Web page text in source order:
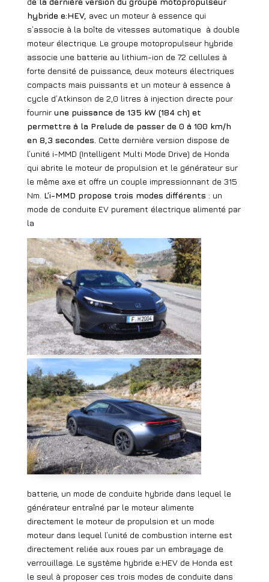
hybride e:HEV, avec un moteur à essence qui
s’associe à la boîte de vitesses automatique à double
moteur électrique. Le groupe motopropulseur hybride
associe une batterie au lithium-ion de 72 cellules à
forte densité de puissance, deux moteurs électriques
compacts mais puissants et un moteur à essence à
cycle d’Atkinson de 2,0 litres à injection directe pour
fournir une puissance de 135 kW (184 ch) et
permettre à la Prelude de passer de 0 à 100 km/h
en 8,3 secondes. Cette dernière version dispose de
l’unité i-MMD (Intelligent Multi Mode Drive) de Honda
qui abrite le moteur de propulsion et le générateur sur
le même axe et offre un couple impressionnant de 315
Nm. L’i-MMD propose trois modes différents : un
mode de conduite EV purement électrique alimenté par
la
batterie, un mode de conduite hybride dans lequel le
générateur entraîné par le moteur alimente
directement le moteur de propulsion et un mode
moteur dans lequel l’unité de combustion interne est
directement reliée aux roues par un embrayage de
verrouillage. Le système hybride e:HEV de Honda est
le seul à proposer ces trois modes de conduite dans